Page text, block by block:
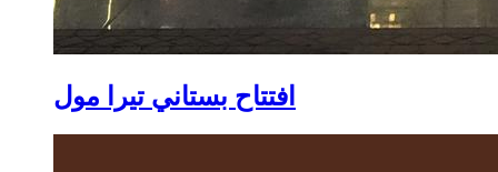
افتتاح بستاني تيرا مول